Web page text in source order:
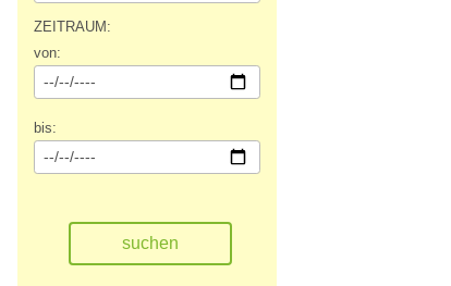
ZEITRAUM:
von:
bis: